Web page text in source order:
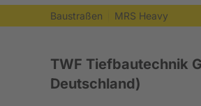
Baustraßen MRS Heavy
TWF Tiefbautechnik
Deutschland)